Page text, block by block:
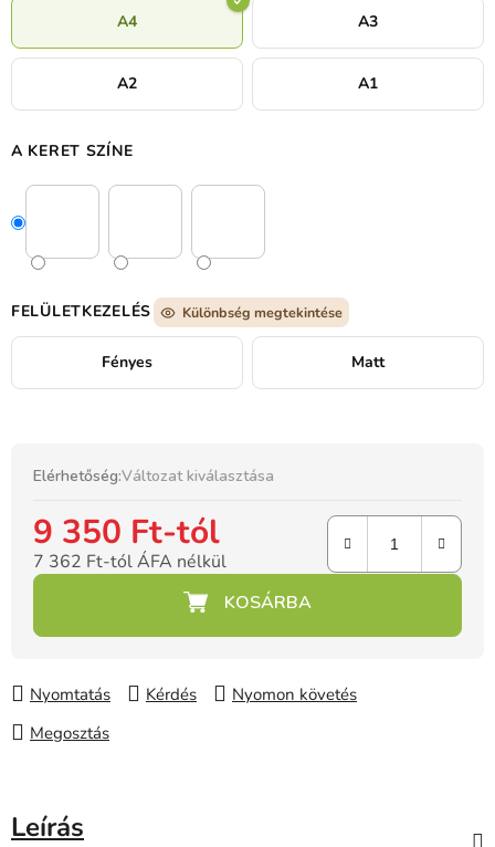
A4 A3
A2 A1
A KERET SZÍNE
FELÜLETKEZELÉS Különbség megtekintése
Fényes Matt
Elérhetőség:Változat kiválasztása
9 350 Ft-tól
7 362 Ft-tól ÁFA nélkül
Nyomtatás Kérdés
Nyomon követés
Megosztás
Leírás